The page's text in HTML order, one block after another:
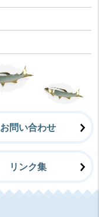
お問い合わせ
リンク集